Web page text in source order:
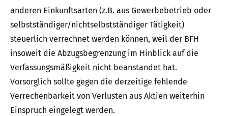
anderen Einkunftsarten (z.B. aus Gewerbebetrieb oder
selbstständiger/nichtselbstständiger Tätigkeit)
steuerlich verrechnet werden können, weil der BFH
insoweit die Abzugsbegrenzung im Hinblick auf die
Verfassungsmäßigkeit nicht beanstandet hat.
Vorsorglich sollte gegen die derzeitige fehlende
Verrechenbarkeit von Verlusten aus Aktien weiterhin
Einspruch eingelegt werden.